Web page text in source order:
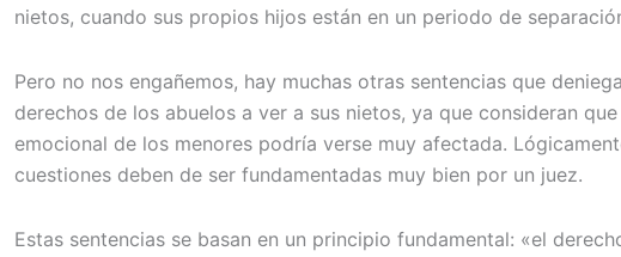
nietos, cuando sus propios hijos están en un periodo de
Pero no nos engañemos, hay muchas otras sentencias que
derechos de los abuelos a ver a sus nietos, ya que consideran
emocional de los menores podría verse muy afectada.
cuestiones deben de ser fundamentadas muy bien por un juez.
Estas sentencias se basan en un principio fundamental: «el